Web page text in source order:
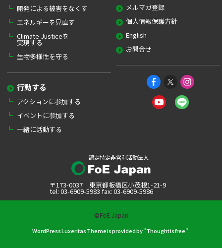
開発による被害をなくす
エネルギーを見直す
Climate Justiceを
実現する
生物多様性を守る
行動する
アクションに参加する
イベントに参加する
一緒に活動する
メルマガ登録
個人情報保護方針
English
お問合せ
認定特定非営利活動法人
〒173-0037 東京都板橋区小茂根1-21-9
tel: 03-6909-5983 fax: 03-6909-5986
©FoE Japan
WordPress Luxeritas Theme is provided by "Thought is free".